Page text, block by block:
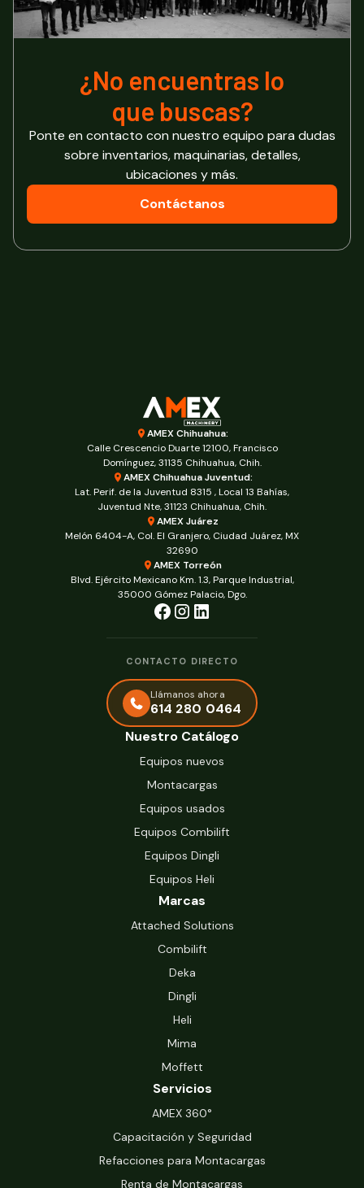
¿No encuentras lo
que buscas?
Ponte en contacto con nuestro equipo para dudas
sobre inventarios, maquinarias, detalles,
ubicaciones y más.
Contáctanos
AMEX Chihuahua:
Calle Crescencio Duarte 12100, Francisco
Domínguez, 31135 Chihuahua, Chih.
AMEX Chihuahua Juventud:
Lat. Perif. de la Juventud 8315 , Local 13 Bahías,
Juventud Nte, 31123 Chihuahua, Chih.
AMEX Juárez
Melón 6404-A, Col. El Granjero, Ciudad Juárez, MX
32690
AMEX Torreón
Blvd. Ejército Mexicano Km. 1.3, Parque Industrial,
35000 Gómez Palacio, Dgo.
CONTACTO DIRECTO
Llámanos ahora
614 280 0464
Nuestro Catálogo
Equipos nuevos
Montacargas
Equipos usados
Equipos Combilift
Equipos Dingli
Equipos Heli
Marcas
Attached Solutions
Combilift
Deka
Dingli
Heli
Mima
Moffett
Servicios
‍AMEX 360°
Capacitación y Seguridad
Refacciones para Montacargas
Renta de Montacargas